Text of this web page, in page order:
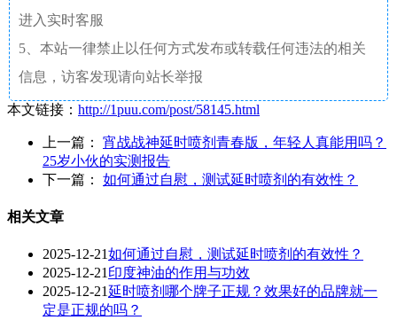
进入实时客服
5、本站一律禁止以任何方式发布或转载任何违法的相关
信息，访客发现请向站长举报
本文链接： http://1puu.com/post/58145.html
上一篇： 宵战战神延时喷剂青春版，年轻人真能用吗？
25岁小伙的实测报告
下一篇： 如何通过自慰，测试延时喷剂的有效性？
相关文章
2025-12-21如何通过自慰，测试延时喷剂的有效性？
2025-12-21印度神油的作用与功效
2025-12-21延时喷剂哪个牌子正规？效果好的品牌就一
定是正规的吗？